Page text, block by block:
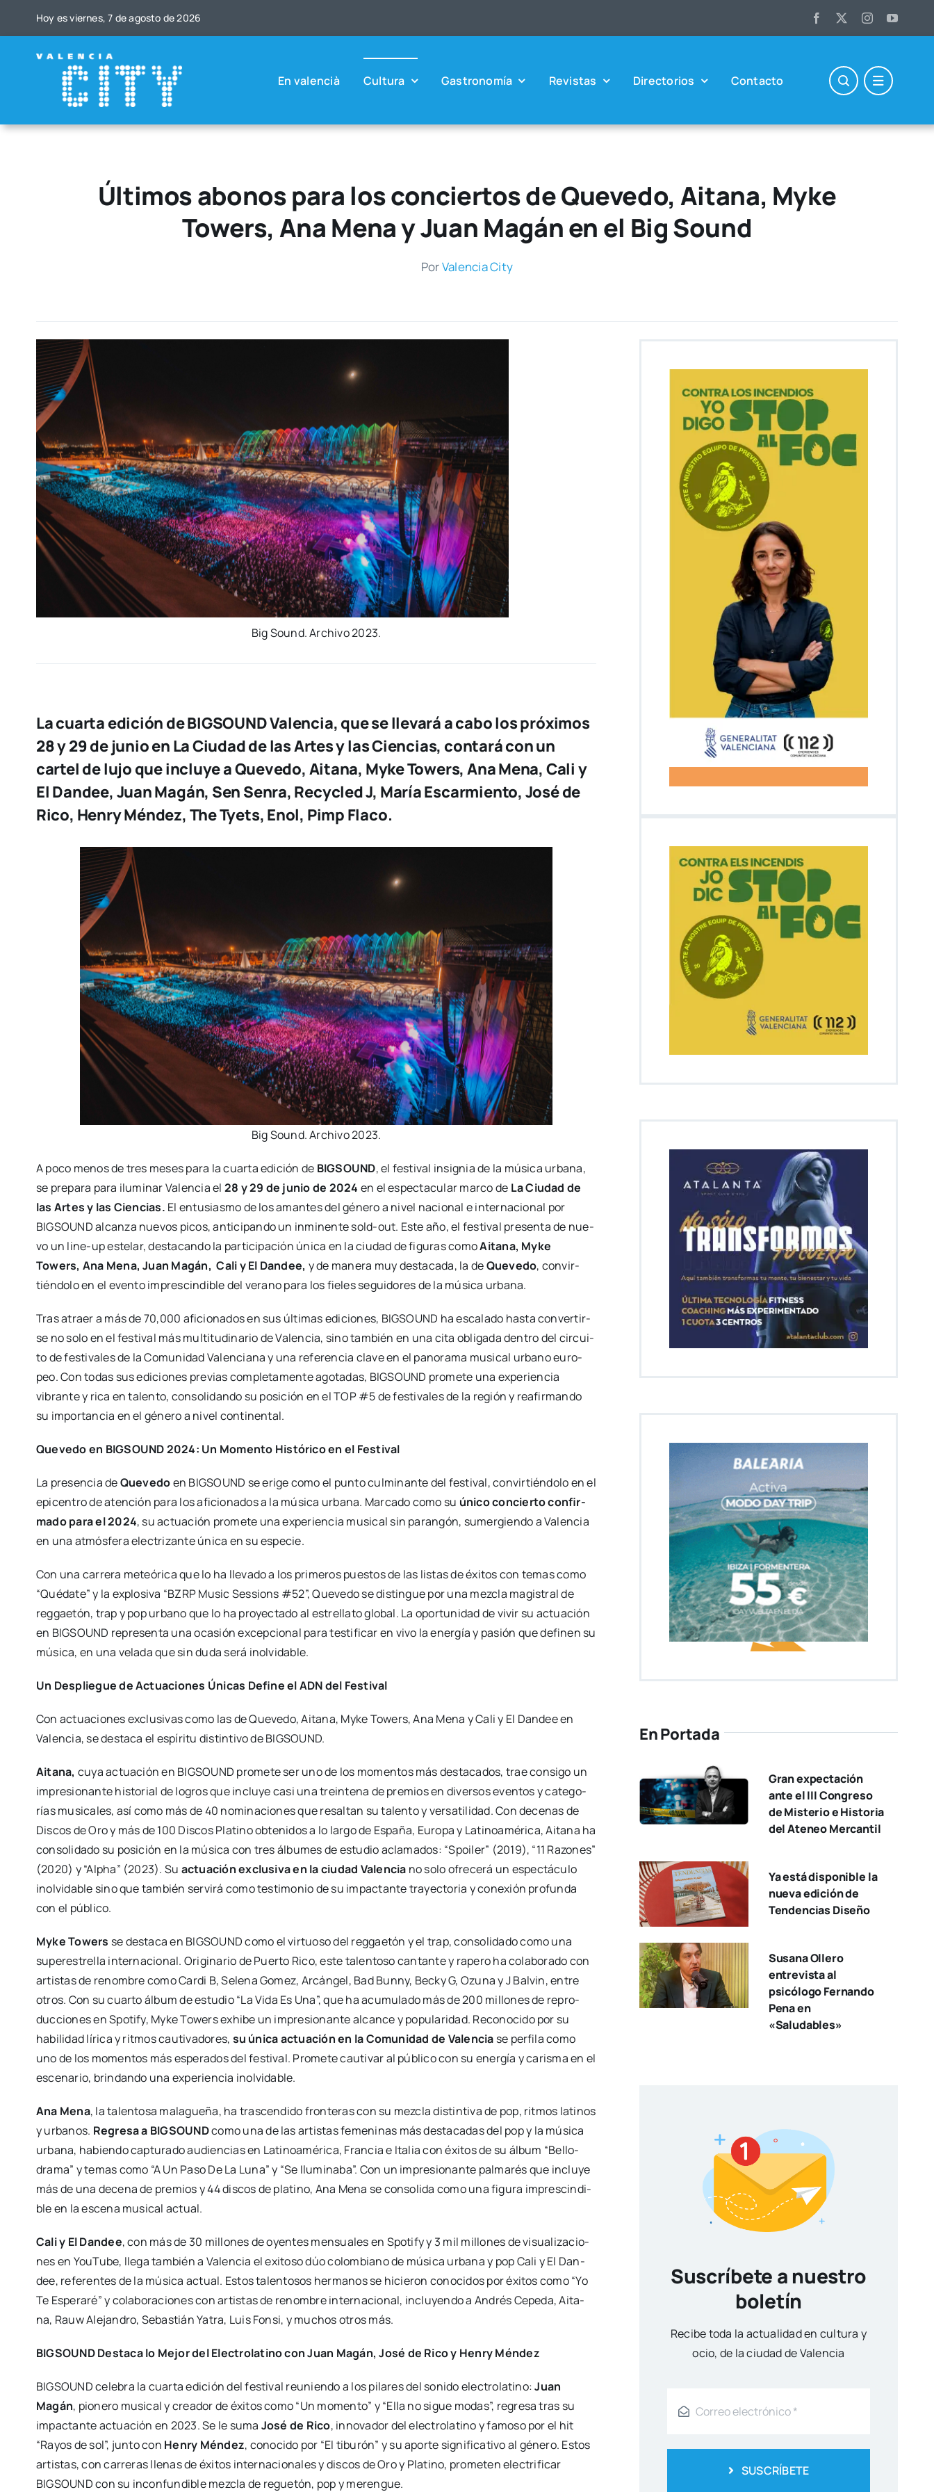
Hoy es vier­nes, 7 de agos­to de 2026
En valen­cià Cul­tu­ra Gas­tro­no­mía Revis­tas Direc­to­rios Con­tac­to
Últimos abonos para los conciertos de Quevedo, Aitana, Myke
Towers, Ana Mena y Juan Magán en el Big Sound
PorValen­cia City
Big Sound. Archi­vo 2023.
La cuarta edición de BIGSOUND Valencia, que se llevará a cabo los próximos
28 y 29 de junio en La Ciudad de las Artes y las Ciencias, contará con un
cartel de lujo que incluye a Quevedo, Aitana, Myke Towers, Ana Mena, Cali y
El Dandee, Juan Magán, Sen Senra, Recycled J, María Escarmiento, José de
Rico, Henry Méndez, The Tyets, Enol, Pimp Flaco.
Big Sound. Archi­vo 2023.
A poco menos de tres meses para la cuar­ta edi­ción de BIGSOUND, el fes­ti­val insig­nia de la músi­ca urba­na,
se pre­pa­ra para ilu­mi­nar Valen­cia el 28 y 29 de junio de 2024 en el espec­ta­cu­lar mar­co de La Ciu­dad de
las Artes y las Cien­cias. El entu­sias­mo de los aman­tes del géne­ro a nivel nacio­nal e inter­na­cio­nal por
BIGSOUND alcan­za nue­vos picos, anti­ci­pan­do un inmi­nen­te sold-out. Este año, el fes­ti­val pre­sen­ta de nue­
vo un line-up este­lar, des­ta­can­do la par­ti­ci­pa­ción úni­ca en la ciu­dad de figu­ras comoAita­na, Myke
Towers, Ana Mena, Juan Magán, Cali y El Dan­dee, y de mane­ra muy des­ta­ca­da, la deQue­ve­do, con­vir­
tién­do­lo en el even­to impres­cin­di­ble del verano para los fie­les segui­do­res de la músi­ca urba­na.
Tras atraer a más de 70,000 afi­cio­na­dos en sus últi­mas edi­cio­nes, BIGSOUND ha esca­la­do has­ta con­ver­tir­
se no solo en el fes­ti­val más mul­ti­tu­di­na­rio de Valen­cia, sino tam­bién en una cita obli­ga­da den­tro del cir­cui­
to de fes­ti­va­les de la Comu­ni­dad Valen­cia­na y una refe­ren­cia cla­ve en el pano­ra­ma musi­cal urbano euro­
peo. Con todas sus edi­cio­nes pre­vias com­ple­ta­men­te ago­ta­das, BIGSOUND pro­me­te una expe­rien­cia
vibran­te y rica en talen­to, con­so­li­dan­do su posi­ción en el TOP #5 de fes­ti­va­les de la región y reafir­man­do
su impor­tan­cia en el géne­ro a nivel con­ti­nen­tal.
Que­ve­do en BIGSOUND 2024: Un Momen­to His­tó­ri­co en el Fes­ti­val
La pre­sen­cia deQue­ve­doen BIGSOUND se eri­ge como el pun­to cul­mi­nan­te del fes­ti­val, con­vir­tién­do­lo en el
epi­cen­tro de aten­ción para los afi­cio­na­dos a la músi­ca urba­na. Mar­ca­do como su úni­co con­cier­to con­fir­
ma­do para el 2024, su actua­ción pro­me­te una expe­rien­cia musi­cal sin paran­gón, sumer­gien­do a Valen­cia
en una atmós­fe­ra elec­tri­zan­te úni­ca en su espe­cie.
Con una carre­ra meteó­ri­ca que lo ha lle­va­do a los pri­me­ros pues­tos de las lis­tas de éxi­tos con temas como
“Qué­da­te” y la explo­si­va “BZRP Music Ses­sions #52”, Que­ve­do se dis­tin­gue por una mez­cla magis­tral de
reg­gae­tón, trap y pop urbano que lo ha pro­yec­ta­do al estre­lla­to glo­bal. La opor­tu­ni­dad de vivir su actua­ción
en BIGSOUND repre­sen­ta una oca­sión excep­cio­nal para tes­ti­fi­car en vivo la ener­gía y pasión que defi­nen su
músi­ca, en una vela­da que sin duda será inol­vi­da­ble.
Un Des­plie­gue de Actua­cio­nes Úni­cas Defi­ne el ADN del Fes­ti­val
Con actua­cio­nes exclu­si­vas como las de Que­ve­do, Aita­na, Myke Towers, Ana Mena y Cali y El Dan­dee en
Valen­cia, se des­ta­ca el espí­ri­tu dis­tin­ti­vo de BIGSOUND.
Aita­na, cuya actua­ción en BIGSOUND pro­me­te ser uno de los momen­tos más des­ta­ca­dos, trae con­si­go un
impre­sio­nan­te his­to­rial de logros que inclu­ye casi una trein­te­na de pre­mios en diver­sos even­tos y cate­go­
rías musi­ca­les, así como más de 40 nomi­na­cio­nes que resal­tan su talen­to y ver­sa­ti­li­dad. Con dece­nas de
Dis­cos de Oro y más de 100 Dis­cos Pla­tino obte­ni­dos a lo lar­go de Espa­ña, Euro­pa y Lati­noa­mé­ri­ca, Aita­na ha
con­so­li­da­do su posi­ción en la músi­ca con tres álbu­mes de estu­dio acla­ma­dos: “Spoi­ler” (2019), “11 Razo­nes”
(2020) y “Alpha” (2023). Su actua­ción exclu­si­va en la ciu­dad Valen­cia no solo ofre­ce­rá un espec­tácu­lo
inol­vi­da­ble sino que tam­bién ser­vi­rá como tes­ti­mo­nio de su impac­tan­te tra­yec­to­ria y cone­xión pro­fun­da
con el públi­co.
Myke Towers se des­ta­ca en BIGSOUND como el vir­tuo­so del reg­gae­tón y el trap, con­so­li­da­do como una
super­es­tre­lla inter­na­cio­nal. Ori­gi­na­rio de Puer­to Rico, este talen­to­so can­tan­te y rape­ro ha cola­bo­ra­do con
artis­tas de renom­bre como Car­di B, Sele­na Gomez, Arcán­gel, Bad Bunny, Becky G, Ozu­na y J Bal­vin, entre
otros. Con su cuar­to álbum de estu­dio “La Vida Es Una”, que ha acu­mu­la­do más de 200 millo­nes de repro­
duc­cio­nes en Spo­tify, Myke Towers exhi­be un impre­sio­nan­te alcan­ce y popu­la­ri­dad. Reco­no­ci­do por su
habi­li­dad líri­ca y rit­mos cau­ti­va­do­res, su úni­ca actua­ción en la Comu­ni­dad de Valen­cia se per­fi­la como
uno de los momen­tos más espe­ra­dos del fes­ti­val. Pro­me­te cau­ti­var al públi­co con su ener­gía y caris­ma en el
esce­na­rio, brin­dan­do una expe­rien­cia inol­vi­da­ble.
Ana Mena, la talen­to­sa mala­gue­ña, ha tras­cen­di­do fron­te­ras con su mez­cla dis­tin­ti­va de pop, rit­mos lati­nos
y urba­nos. Regre­sa a BIGSOUNDcomo una de las artis­tas feme­ni­nas más des­ta­ca­das del pop y la músi­ca
urba­na, habien­do cap­tu­ra­do audien­cias en Lati­noa­mé­ri­ca, Fran­cia e Ita­lia con éxi­tos de su álbum “Bello­
dra­ma” y temas como “A Un Paso De La Luna” y “Se Ilu­mi­na­ba”. Con un impre­sio­nan­te pal­ma­rés que inclu­ye
más de una dece­na de pre­mios y 44 dis­cos de pla­tino, Ana Mena se con­so­li­da como una figu­ra impres­cin­di­
ble en la esce­na musi­cal actual.
Cali y El Dan­dee, con más de 30 millo­nes de oyen­tes men­sua­les en Spo­tify y 3 mil millo­nes de visua­li­za­cio­
nes en You­Tu­be, lle­ga tam­bién a Valen­cia el exi­to­so dúo colom­biano de músi­ca urba­na y pop Cali y El Dan­
dee, refe­ren­tes de la músi­ca actual. Estos talen­to­sos her­ma­nos se hicie­ron cono­ci­dos por éxi­tos como “Yo
Te Espe­ra­ré” y cola­bo­ra­cio­nes con artis­tas de renom­bre inter­na­cio­nal, inclu­yen­do a Andrés Cepe­da, Aita­
na, Rauw Ale­jan­dro, Sebas­tián Yatra, Luis Fon­si, y muchos otros más.
BIGSOUND Des­ta­ca lo Mejor del Elec­tro­la­tino con Juan Magán, José de Rico y Henry Mén­dez
BIGSOUND cele­bra la cuar­ta edi­ción del fes­ti­val reu­nien­do a los pila­res del soni­do elec­tro­la­tino:Juan
Magán, pio­ne­ro musi­cal y crea­dor de éxi­tos como “Un momen­to” y “Ella no sigue modas”, regre­sa tras su
impac­tan­te actua­ción en 2023. Se le suma José de Rico, inno­va­dor del elec­tro­la­tino y famo­so por el hit
“Rayos de sol”, jun­to con Henry Mén­dez, cono­ci­do por “El tibu­rón” y su apor­te sig­ni­fi­ca­ti­vo al géne­ro. Estos
artis­tas, con carre­ras lle­nas de éxi­tos inter­na­cio­na­les y dis­cos de Oro y Pla­tino, pro­me­ten elec­tri­fi­car
BIGSOUND con su incon­fun­di­ble mez­cla de regue­tón, pop y meren­gue.
En Portada
Gran expectación
ante el III Congreso
de Misterio e Historia
del Ateneo Mercantil
Ya está disponible la
nueva edición de
Tendencias Diseño
Susana Ollero
entrevista al
psicólogo Fernando
Pena en
«Saludables»
Suscríbete a nuestro
boletín
Reci­be toda la actua­li­dad en cul­tu­ra y
ocio, de la ciu­dad de Valen­cia
SUSCRÍBETE